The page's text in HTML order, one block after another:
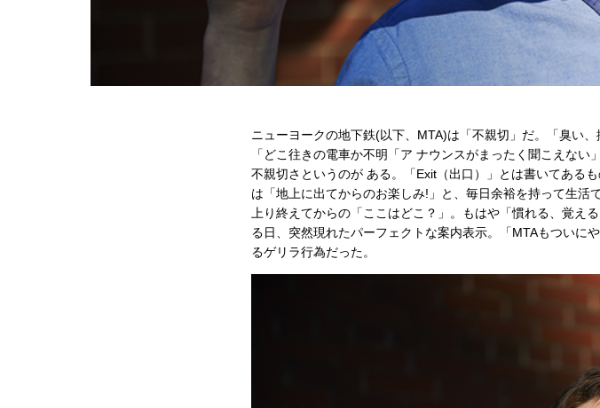
ニューヨークの地下鉄(以下、MTA)は「不親切」だ。「臭い
「どこ往きの電車か不明「ア ナウンスがまったく聞こえな
不親切さというのが ある。「Exit（出口）」とは書いてある
は「地上に出てからのお楽しみ!」と、毎日余裕を持って生
上り終えてからの「ここはどこ？」。もはや「慣れる、覚
る日、突然現れたパーフェクトな案内表示。「MTAもついに
るゲリラ行為だった。